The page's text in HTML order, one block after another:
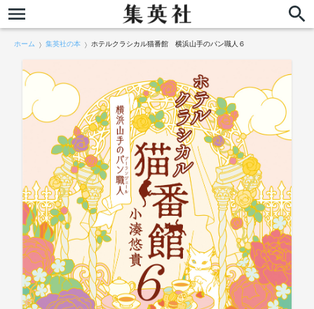
ホーム 集英社の本 ホテルクラシカル猫番館 横浜山手のパン職人６